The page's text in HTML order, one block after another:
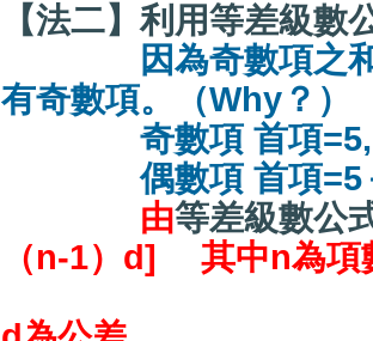
【法二】利用等差級數
因為奇數項之
有奇數項。（Why？）
奇數項 首項=5,
偶數項 首項=5＋
由等差級數公
（n-1）d] 其中n為項